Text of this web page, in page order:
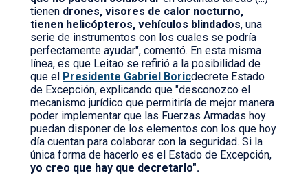
tienen drones, visores de calor nocturno,
tienen helicópteros, vehículos blindados, una
serie de instrumentos con los cuales se podría
perfectamente ayudar", comentó. En esta misma
línea, es que Leitao se refirió a la posibilidad de
que el Presidente Gabriel Boricdecrete Estado
de Excepción, explicando que "desconozco el
mecanismo jurídico que permitiría de mejor manera
poder implementar que las Fuerzas Armadas hoy
puedan disponer de los elementos con los que hoy
día cuentan para colaborar con la seguridad. Si la
única forma de hacerlo es el Estado de Excepción,
yo creo que hay que decretarlo".